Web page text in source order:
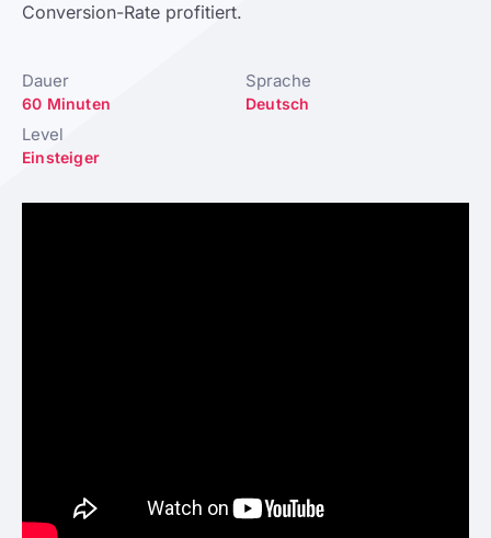
Conversion-Rate profitiert.
Dauer
60 Minuten
Sprache
Deutsch
Level
Einsteiger